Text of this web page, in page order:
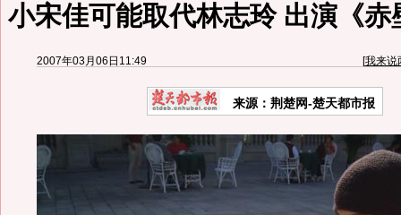
小宋佳可能取代林志玲 出演《赤
2007年03月06日11:49 [我来说
来源：荆楚网-楚天都市报